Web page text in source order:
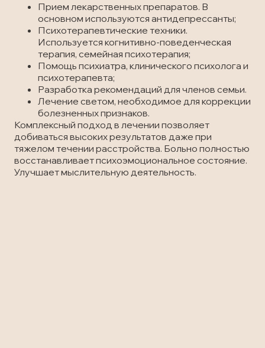
Прием лекарственных препаратов. В
основном используются антидепрессанты;
Психотерапевтические техники.
Используется когнитивно-поведенческая
терапия, семейная психотерапия;
Помощь психиатра, клинического психолога и
психотерапевта;
Разработка рекомендаций для членов семьи.
Лечение светом, необходимое для коррекции
болезненных признаков.
Комплексный подход в лечении позволяет
добиваться высоких результатов даже при
тяжелом течении расстройства. Больно полностью
восстанавливает психоэмоциональное состояние.
Улучшает мыслительную деятельность.